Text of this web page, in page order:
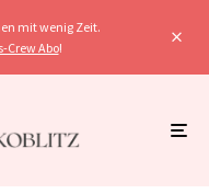
mit wenig Zeit.
Crew Abo!